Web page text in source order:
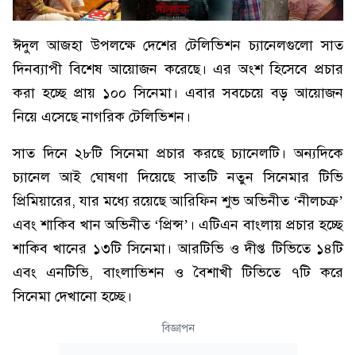
ঈদুল আজহা উপলক্ষে দেশের টেলিভিশন চ্যানেলগুলো সাত
দিনব্যাপী বিশেষ আয়োজন করেছে। এর অংশ হিসেবে প্রচার
করা হচ্ছে প্রায় ১০০ সিনেমা। এবার সবচেয়ে বড় আয়োজন
নিয়ে এসেছে নাগরিক টেলিভিশন।
সাত দিনে ২৮টি সিনেমা প্রচার করছে চ্যানেলটি। অন্যদিকে
চ্যানেল আই ঘোষণা দিয়েছে সাতটি নতুন সিনেমার টিভি
প্রিমিয়ারের, যার মধ্যে রয়েছে আরিফিন শুভ অভিনীত ‘নীলচক্র’
এবং শাকিব খান অভিনীত ‘প্রিন্স’। এটিএন বাংলায় প্রচার হচ্ছে
শাকিব খানের ১৩টি সিনেমা। আরটিভি ও দীপ্ত টিভিতে ১৪টি
এবং এনটিভি, বাংলাভিশন ও বৈশাখী টিভিতে ৭টি করে
সিনেমা দেখানো হচ্ছে।
বিজ্ঞাপন